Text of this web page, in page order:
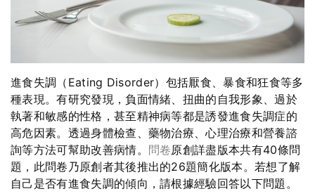
進食失調（Eating Disorder）包括厭食、暴食和狂食等多
種表現。有研究發現，負面情緒、扭曲的自我形象、過於
執著和敏感的性格，甚至精神病等都是誘發進食失調症的
高危因素。透過身體檢查、藥物治療、心理治療和營養諮
詢等方法可幫助改善病情。 問卷原創詳盡版本共有40條問
題，此問卷乃原創者其後推出的26題簡化版本。若想了解
自己是否有進食失調的傾向，請根據經驗回答以下問題。